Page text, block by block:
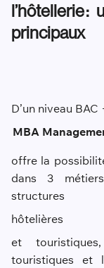
l’hôtellerie
principaux
D’un niveau
MBA
offre la
dans 3
structures
hôtelières
et
touristiques et